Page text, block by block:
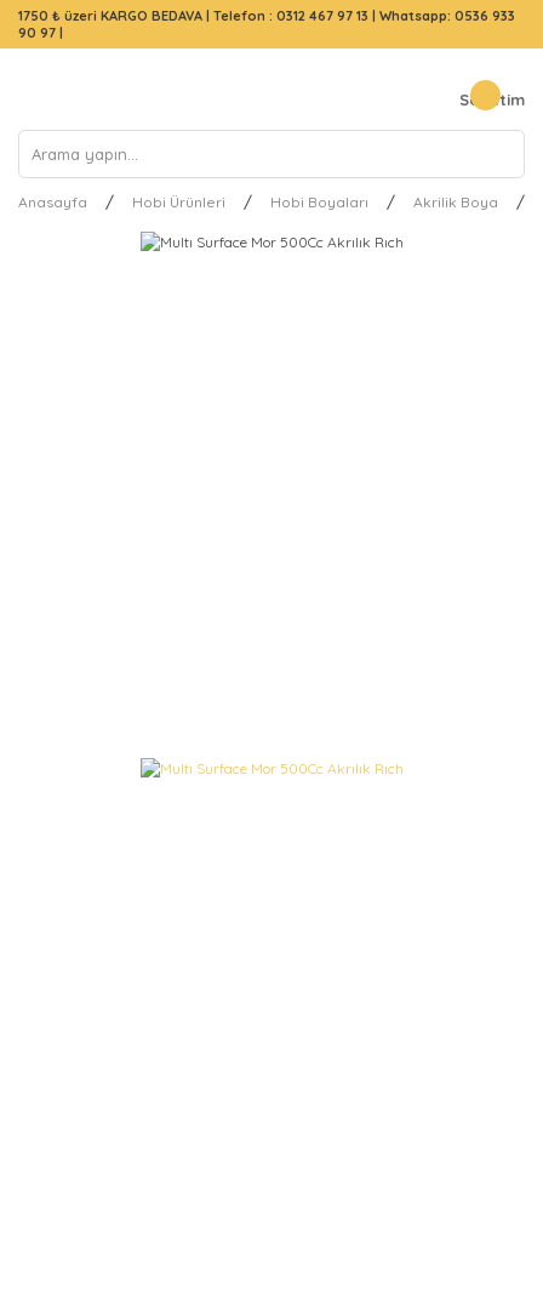
1750 ₺ üzeri KARGO BEDAVA | Telefon : 0312 467 97 13 | Whatsapp: 0536 933
90 97 |
Sepetim
Anasayfa Hobi Ürünleri Hobi Boyaları Akrilik Boya